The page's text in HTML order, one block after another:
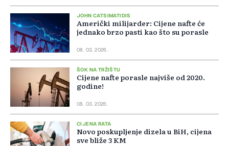
JOHN CATSIMATIDIS
Američki milijarder: Cijene nafte će
jednako brzo pasti kao što su porasle
08. 03. 2026.
ŠOK NA TRŽIŠTU
Cijene nafte porasle najviše od 2020.
godine!
08. 03. 2026.
CIJENA RATA
Novo poskupljenje dizela u BiH, cijena
sve bliže 3 KM